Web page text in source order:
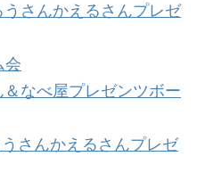
うさんかえるさんプレゼ
会
なべ屋プレゼンツボー
さんかえるさんプレゼ